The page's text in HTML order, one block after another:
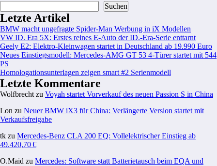
Suchen
Letzte Artikel
BMW macht ungefragte Spider-Man Werbung in iX Modellen
VW ID. Era 5X: Erstes reines E-Auto der ID.-Era-Serie enttarnt
Geely E2: Elektro-Kleinwagen startet in Deutschland ab 19.990 Euro
Neues Einstiegsmodell: Mercedes-AMG GT 53 4-Türer startet mit 544
PS
Homologationsunterlagen zeigen smart #2 Serienmodell
Letzte Kommentare
Wolfbrecht zu Voyah startet Vorverkauf des neuen Passion S in China
Lon zu Neuer BMW iX3 für China: Verlängerte Version startet mit
Verkaufsfreigabe
tk zu Mercedes-Benz CLA 200 EQ: Vollelektrischer Einstieg ab
49.420,70 €
O.Maid zu Mercedes: Software statt Batterietausch beim EQA und